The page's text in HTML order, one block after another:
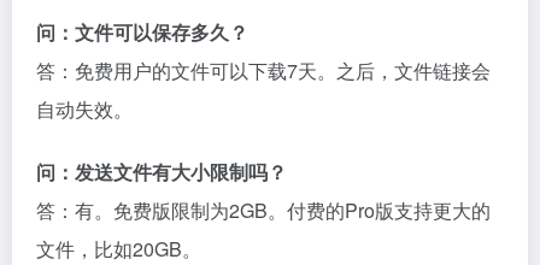
问：文件可以保存多久？
答：免费用户的文件可以下载7天。之后，文件链接会
自动失效。
问：发送文件有大小限制吗？
答：有。免费版限制为2GB。付费的Pro版支持更大的
文件，比如20GB。